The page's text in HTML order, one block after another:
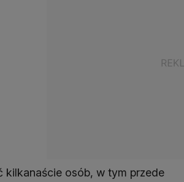
kilkanaście osób, w tym przede